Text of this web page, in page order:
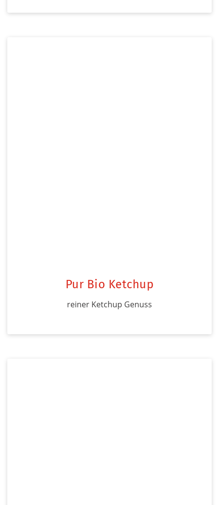
Pur Bio Ketchup
reiner Ketchup Genuss